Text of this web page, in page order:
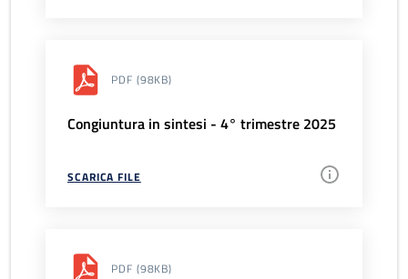
PDF (98KB)
Congiuntura in sintesi - 4° trimestre 2025
SCARICA FILE
PDF (98KB)